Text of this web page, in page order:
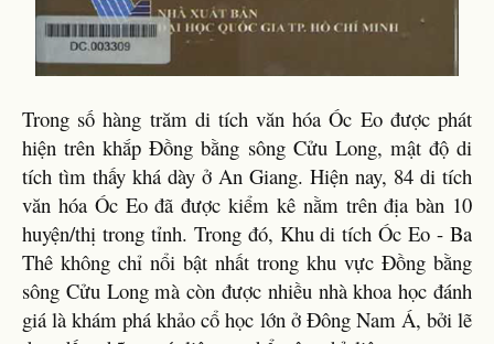
Trong số hàng trăm di tích văn hóa Óc Eo được phát
hiện trên khắp Đồng bằng sông Cửu Long, mật độ di
tích tìm thấy khá dày ở An Giang. Hiện nay, 84 di tích
văn hóa Óc Eo đã được kiểm kê nằm trên địa bàn 10
huyện/thị trong tỉnh. Trong đó, Khu di tích Óc Eo - Ba
Thê không chỉ nổi bật nhất trong khu vực Đồng bằng
sông Cửu Long mà còn được nhiều nhà khoa học đánh
giá là khám phá khảo cổ học lớn ở Đông Nam Á, bởi lẽ